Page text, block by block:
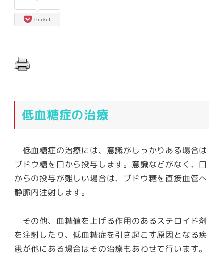
Pocket
低血糖症の治療
低血糖症の治療には、意識がしっかりある場合は
ブドウ糖を口から投与します。意識などがなく、口
からの投与が難しい場合は、ブドウ糖を直接血管へ
静脈内注射します。
その他、血糖値を上げる作用のあるステロイド剤
を注射したり、低血糖症を引き起こす原因となる疾
患が他にある場合はその治療もあわせて行います。